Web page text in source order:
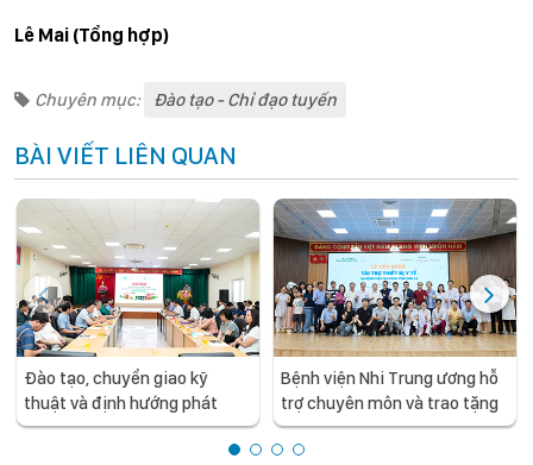
Lê Mai (Tổng hợp)
Chuyên mục: Đào tạo - Chỉ đạo tuyến
BÀI VIẾT LIÊN QUAN
Đào tạo, chuyển giao kỹ
thuật và định hướng phát
triển chuyên sâu cho y tế
Bệnh viện Nhi Trung ương hỗ
trợ chuyên môn và trao tặng
trang thiết bị y tế cho Bệnh
viện Đa khoa tỉnh Sơn La